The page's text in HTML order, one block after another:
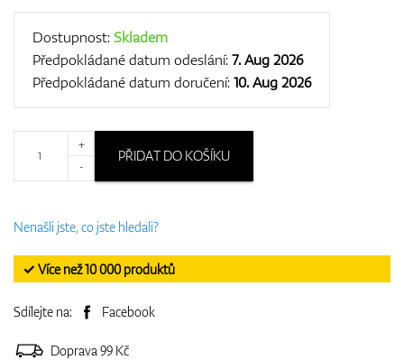
Dostupnost:Skladem
Předpokládané datum odeslání:7. Aug 2026
Předpokládané datum doručení:10. Aug 2026
+
-
PŘIDAT DO KOŠÍKU
Nenašli jste, co jste hledali?
✓ Více než 10 000 produktů
Sdílejte na: Facebook
Doprava 99 Kč